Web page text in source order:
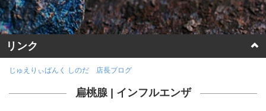
リンク
ホームページに戻る
ヤフーオークションへ
じゅえりぃばんく しのだ 店長ブログ
扁桃腺| インフルエンザ